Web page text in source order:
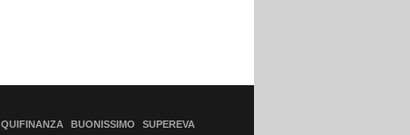
QUIFINANZA BUONISSIMO SUPEREVA